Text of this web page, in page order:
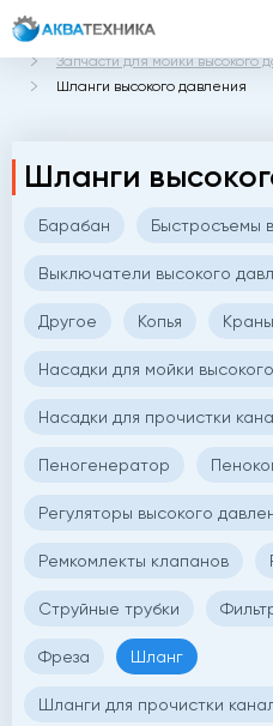
Главная Каталог
Запчасти для мойки высокого
Шланги высокого давления
Шланги
Барабан Быстросъемы
Выключатели высокого
Другое Копья Краны
Насадки для мойки
Насадки для прочистки
Пеногенератор
Регуляторы высокого
Ремкомлекты клапанов
Струйные трубки
Фреза Шланг
Шланги для прочистки